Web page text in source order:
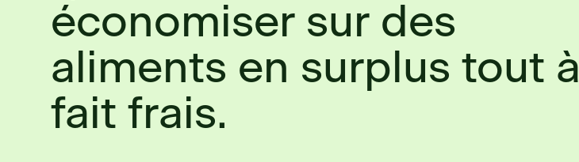
économiser sur des
aliments en surplus tout à
fait frais.